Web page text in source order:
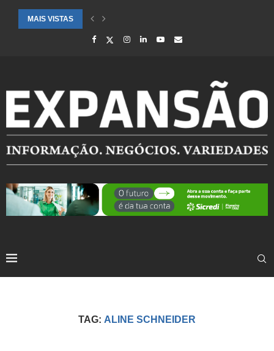
MAIS VISTAS
SAÚDE ALERTA PARA AUMENTO DE CASOS DE SÍNDROME GRIPAL
TAG: ALINE SCHNEIDER